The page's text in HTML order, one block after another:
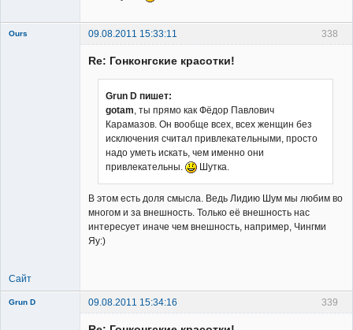
338
Ours 09.08.2011 15:33:11
Re: Гонконгские красотки!
Grun D пишет:
gotam, ты прямо как Фёдор Павлович
Карамазов. Он вообще всех, всех женщин без
исключения считал привлекательными, просто
надо уметь искать, чем именно они
привлекательны.
Шутка.
В этом есть доля смысла. Ведь Лидию Шум мы любим во
многом и за внешность. Только её внешность нас
интересует иначе чем внешность, например, Чингми
Яу:)
Сайт
339
Grun D 09.08.2011 15:34:16